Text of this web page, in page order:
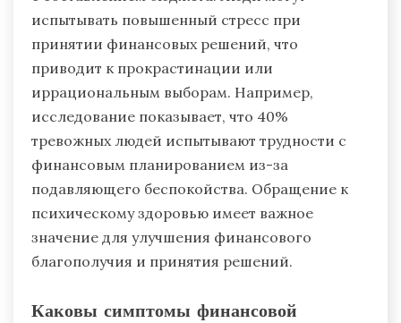
испытывать повышенный стресс при
принятии финансовых решений, что
приводит к прокрастинации или
иррациональным выборам. Например,
исследование показывает, что 40%
тревожных людей испытывают трудности с
финансовым планированием из-за
подавляющего беспокойства. Обращение к
психическому здоровью имеет важное
значение для улучшения финансового
благополучия и принятия решений.
Каковы симптомы финансовой